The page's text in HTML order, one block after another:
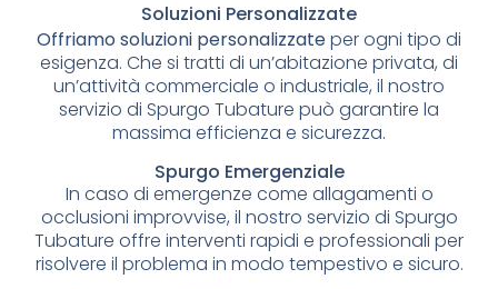
Soluzioni Personalizzate
Offriamo soluzioni personalizzateper ogni tipo di
esigenza. Che si tratti di un’abitazione privata, di
un’attività commerciale o industriale, il nostro
servizio di Spurgo Tubature può garantire la
massima efficienza e sicurezza.
Spurgo Emergenziale
In caso di emergenze come allagamenti o
occlusioni improvvise, il nostro servizio di Spurgo
Tubature offre interventi rapidi e professionali per
risolvere il problema in modo tempestivo e sicuro.